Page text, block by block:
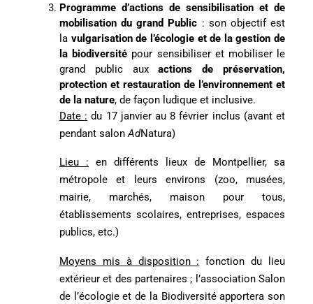
Programme d’actions de sensibilisation et de
mobilisation du grand Public : son objectif est
la vulgarisation de l’écologie et de la gestion de
la biodiversité pour sensibiliser et mobiliser le
grand public auxactions de préservation,
protection et restauration de l’environnement et
de la nature, de façon ludique et inclusive.
Date : du 17 janvier au 8 février inclus (avant et
pendant salon AdNatura)
Lieu : en différents lieux de Montpellier, sa
métropole et leurs environs (zoo, musées,
mairie, marchés, maison pour tous,
établissements scolaires, entreprises, espaces
publics, etc.)
Moyens mis à disposition : fonction du lieu
extérieur et des partenaires ; l’association Salon
de l’écologie et de la Biodiversité apportera son